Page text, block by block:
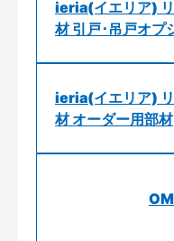
ieria(イエリア)
材 引戸･吊戸オプ
ieria(イエリア)
材 オーダー用部材